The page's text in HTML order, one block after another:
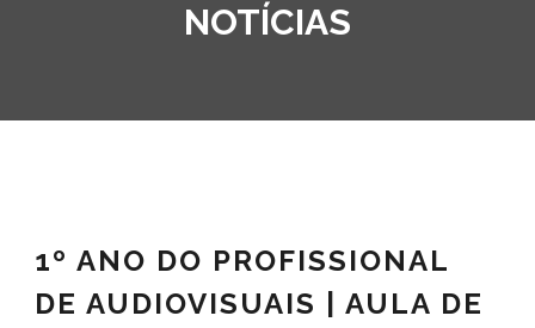
NOTÍCIAS
1º ANO DO PROFISSIONAL
DE AUDIOVISUAIS | AULA DE